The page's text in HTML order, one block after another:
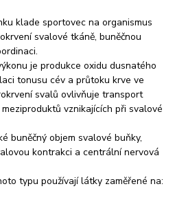
klade sportovec na organismus
svalové tkáně, buněčnou
je produkce oxidu dusnatého
tonusu cév a průtoku krve ve
svalů ovlivňuje transport
vznikajících při svalové
buněčný objem svalové buňky,
kontrakci a centrální nervová
typu používají látky zaměřené na: